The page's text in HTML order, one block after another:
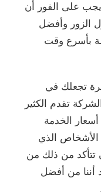
على الفور أن
الزور وأفضل
بأسرع وقت
تجعلك في
تقدم الكثير
الخدمة
الذي
تتأكد من ذلك من
من أفضل